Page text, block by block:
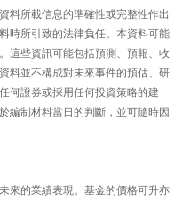
料所載信息的準確性或完整性作出
時所引致的法律負任。本資料可能
這些資訊可能包括預測、預報、收
料並不構成對未來事件的預估、研
何證券或採用任何投資策略的建
編制材料當日的判斷，並可隨時因
來的業績表現。基金的價格可升亦